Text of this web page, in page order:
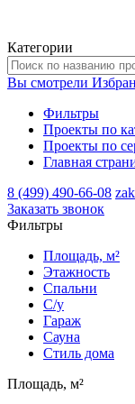
Категории
Вы смотрели
Фильтры
Проекты по
Проекты по
Главная
8 (499) 490-66-08
3аказать звонок
Фильтры
Площадь, м²
Этажность
Спальни
С/у
Гараж
Сауна
Стиль дома
Площадь, м²